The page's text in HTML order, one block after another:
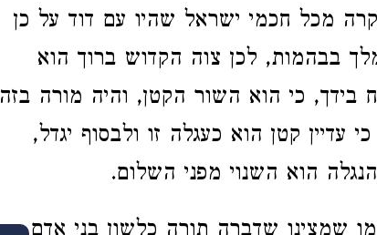
מכל חכמי ישראל שהיו עם דוד על כן
בבהמות, לכן צוה הקדוש ברוך הוא
כי הוא השור הקטן, והיה מורה בזה
קטן הוא כעגלה זו ולבסוף יגדל,
הוא השנוי מפני השלום.